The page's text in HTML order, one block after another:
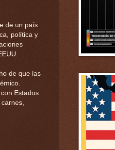
de un país
política y
de que las
Estados